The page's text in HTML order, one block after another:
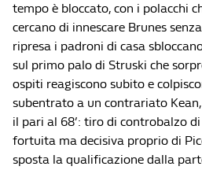
tempo è bloccato, con i polacchi
cercano di innescare Brunes
ripresa i padroni di casa
sul primo palo di Struski che
ospiti reagiscono subito e
subentrato a un contrariato
il pari al 68’: tiro di controbalzo
fortuita ma decisiva proprio di
sposta la qualificazione dalla